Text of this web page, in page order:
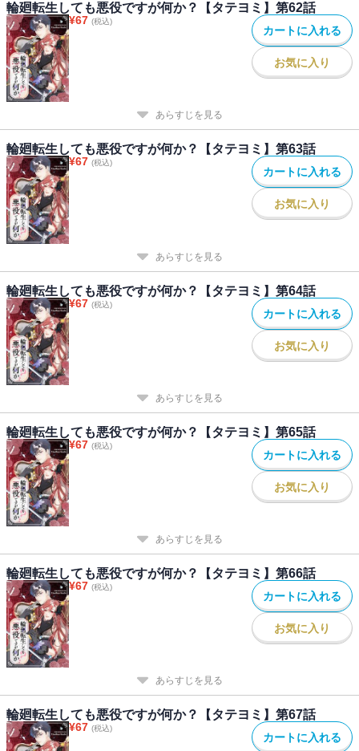
輪廻転生しても悪役ですが何か？【タテヨミ】第62話
¥67 (税込)
カートに入れる
お気に入り
あらすじを見る
輪廻転生しても悪役ですが何か？【タテヨミ】第63話
¥67 (税込)
カートに入れる
お気に入り
あらすじを見る
輪廻転生しても悪役ですが何か？【タテヨミ】第64話
¥67 (税込)
カートに入れる
お気に入り
あらすじを見る
輪廻転生しても悪役ですが何か？【タテヨミ】第65話
¥67 (税込)
カートに入れる
お気に入り
あらすじを見る
輪廻転生しても悪役ですが何か？【タテヨミ】第66話
¥67 (税込)
カートに入れる
お気に入り
あらすじを見る
輪廻転生しても悪役ですが何か？【タテヨミ】第67話
¥67 (税込)
カートに入れる